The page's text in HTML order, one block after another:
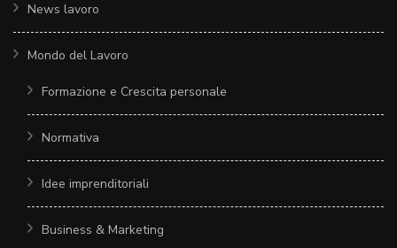
News lavoro
Mondo del Lavoro
Formazione e Crescita personale
Normativa
Idee imprenditoriali
Business & Marketing